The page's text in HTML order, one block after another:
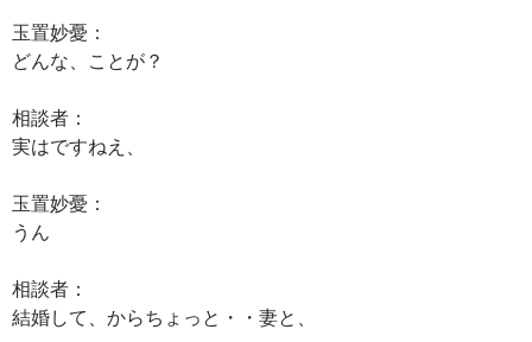
玉置妙憂：
どんな、ことが？
相談者：
実はですねえ、
玉置妙憂：
うん
相談者：
結婚して、からちょっと・・妻と、